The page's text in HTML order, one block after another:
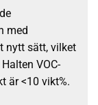
med
nytt sätt, vilket
VOC-
är <10 vikt%.